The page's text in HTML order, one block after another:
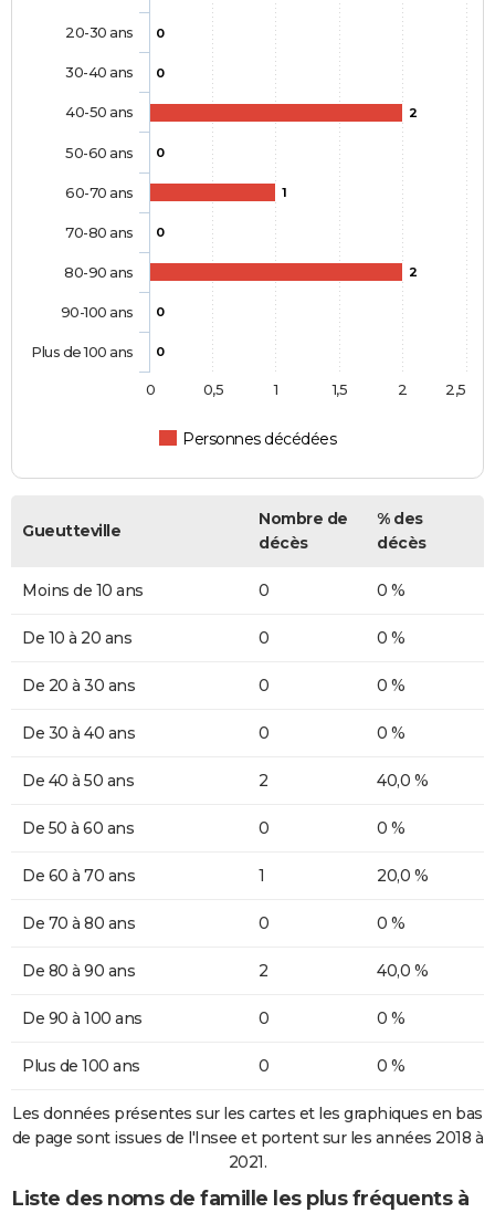
0
0
2
0
1
0
2
0
0
Personnes décédées
20-30 ans
30-40 ans
40-50 ans
50-60 ans
60-70 ans
70-80 ans
80-90 ans
90-100 ans
Plus de 100 ans
0 0,5 1 1,5 2 2,5
Gueutteville
Nombre de
décès
% des
décès
Moins de 10 ans 0 0 %
De 10 à 20 ans 0 0 %
De 20 à 30 ans 0 0 %
De 30 à 40 ans 0 0 %
De 40 à 50 ans 2 40,0 %
De 50 à 60 ans 0 0 %
De 60 à 70 ans 1 20,0 %
De 70 à 80 ans 0 0 %
De 80 à 90 ans 2 40,0 %
De 90 à 100 ans 0 0 %
Plus de 100 ans 0 0 %
Les données présentes sur les cartes et les graphiques en bas
de page sont issues de l'Insee et portent sur les années 2018 à
2021.
Liste des noms de famille les plus fréquents à